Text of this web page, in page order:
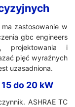
zastosowanie w
gbc engineers
projektowania i
pięć wyraźnych
uzasadniona.
do 20 kW
ASHRAE TC